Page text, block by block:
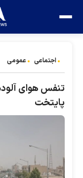
اجتماعی عمومی
تنفس هوای
پایتخت